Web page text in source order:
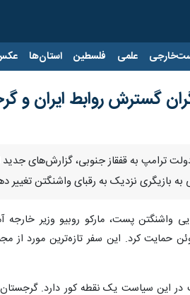
علمی فلسطین استان‌ها
گسترش روابط ایران و